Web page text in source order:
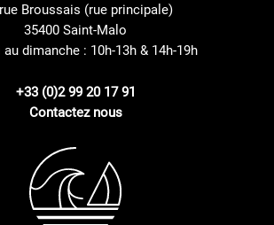
Broussais (rue principale)
35400 Saint-Malo
au dimanche : 10h-13h & 14h-19h
+33 (0)2 99 20 17 91
Contactez nous